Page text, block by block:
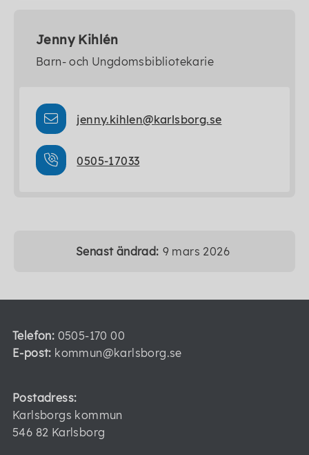
Jenny Kihlén
Barn- och Ungdomsbibliotekarie
jenny.kihlen@karlsborg.se
0505-17033
Senast ändrad: 9 mars 2026
Telefon: 0505-170 00
E-post: kommun@karlsborg.se
Postadress:
Karlsborgs kommun
546 82 Karlsborg